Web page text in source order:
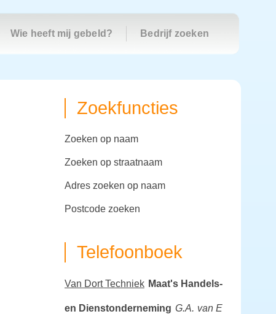
Wie heeft mij gebeld? Bedrijf zoeken
Zoekfuncties
zoeken op naam
zoeken op straatnaam
adres zoeken op naam
postcode zoeken
Telefoonboek
Van Dort Techniek Maat's Handels-
en Dienstonderneming G.A. van E